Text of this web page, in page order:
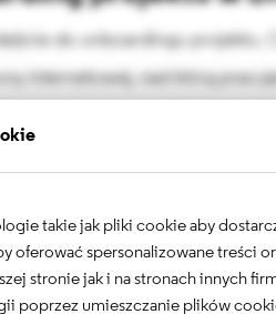
do onboardingu projektu.
internetowej, nad którą
czas ten wynosi około
jeśli nie uzyskamy
gdy musimy przeprowadzić
takie jak pliki cookie aby
oferować spersonalizowane treści
stronie jak i na stronach innych
poprzez umieszczanie plików